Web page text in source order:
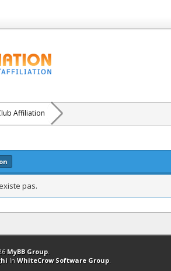
Affiliation
pas.
Retourner en haut Version bas-débit
MyBB Group.
In WhiteCrow Software Group.